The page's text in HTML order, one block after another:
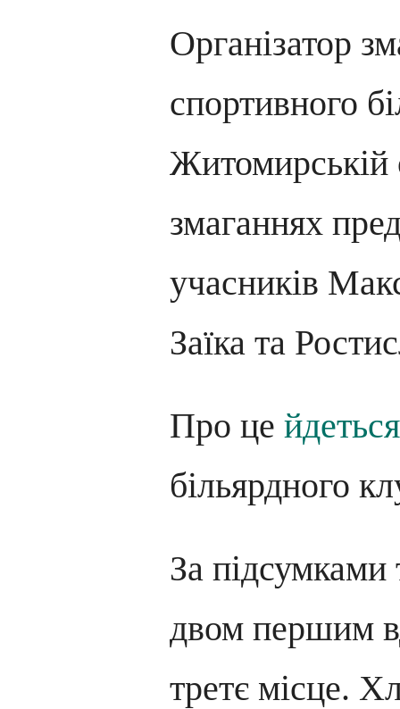
Організатор
спортивного
Житомирській
змаганнях
учасників
Заїка та
Про це йдеться
більярдного
За підсумками
двом першим
третє місце.